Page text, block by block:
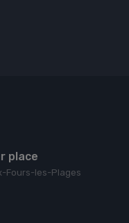
place
Fours-les-Plages